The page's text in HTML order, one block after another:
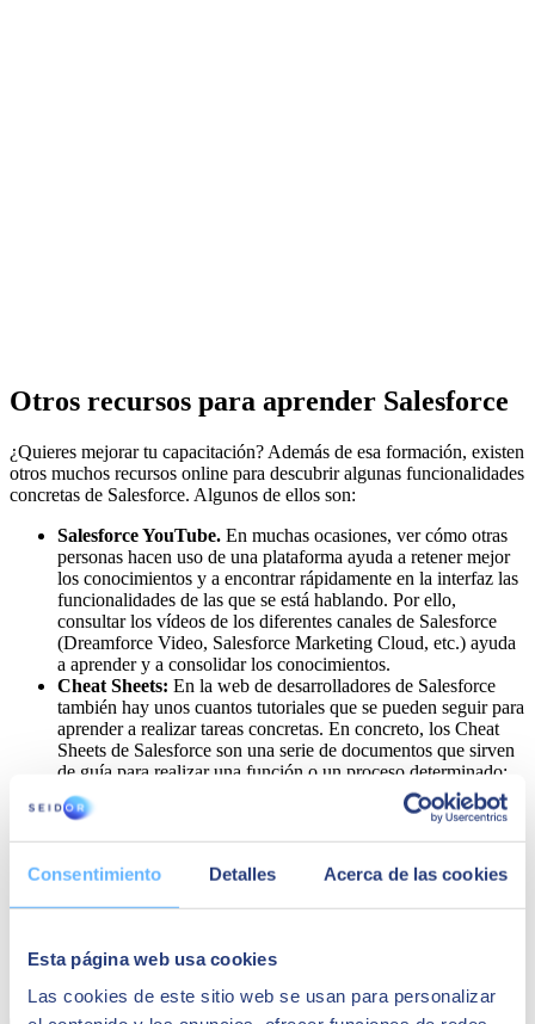
Consentimiento Detalles Acerca de las cookies
Esta página web usa cookies
Las cookies de este sitio web se usan para personalizar
Otros recursos para aprender Salesforce
¿Quieres mejorar tu capacitación? Además de esa formación, existen
otros muchos recursos online para descubrir algunas funcionalidades
concretas de Salesforce. Algunos de ellos son:
Salesforce YouTube. En muchas ocasiones, ver cómo otras
personas hacen uso de una plataforma ayuda a retener mejor
los conocimientos y a encontrar rápidamente en la interfaz las
funcionalidades de las que se está hablando. Por ello,
consultar los vídeos de los diferentes canales de Salesforce
(Dreamforce Video, Salesforce Marketing Cloud, etc.) ayuda
a aprender y a consolidar los conocimientos.
Cheat Sheets: En la web de desarrolladores de Salesforce
también hay unos cuantos tutoriales que se pueden seguir para
aprender a realizar tareas concretas. En concreto, los Cheat
Sheets de Salesforce son una serie de documentos que sirven
de guía para realizar una función o un proceso determinado:
ayudan a dirimir qué aplicación para automatizar los procesos
es mejor, detallan cómo se ha de crear una fórmula o ayudan a
Aprender a realizar informes en Salesforce es una de las tareas
llegar a conclusiones concretas. En Trailhead también hay
numerosos módulos dedicados a la elaboración de informes.